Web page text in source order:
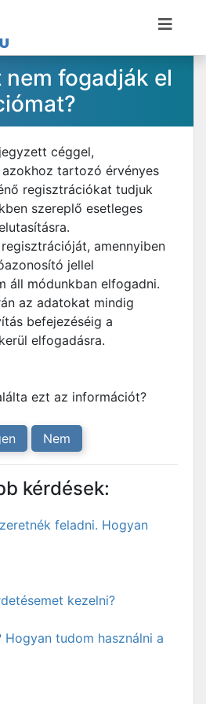
nem fogadják el
céggel,
tartozó érvényes
regisztrációkat tudjuk
szereplő esetleges
amennyiben
jellel
áll módunkban elfogadni.
az adatokat mindig
befejezéséig a
elfogadásra.
ezt az információt?
Nem
kérdések:
feladni. Hogyan
kezelni?
Hogyan tudom használni a